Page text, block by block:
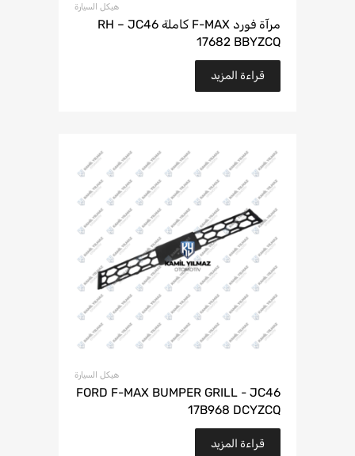
هيكل السيارة
مرآة فورد F-MAX كاملة RH – JC46
17682 BBYZCQ
قراءة المزيد
هيكل السيارة
FORD F-MAX BUMPER GRILL - JC46
17B968 DCYZCQ
قراءة المزيد